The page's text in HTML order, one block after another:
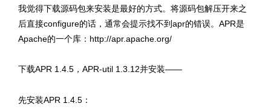
我觉得下载源码包来安装是最好的方式。将源码包解压开来之
后直接configure的话，通常会提示找不到apr的错误。APR是
Apache的一个库：http://apr.apache.org/
下载APR 1.4.5，APR-util 1.3.12并安装——
先安装APR 1.4.5：